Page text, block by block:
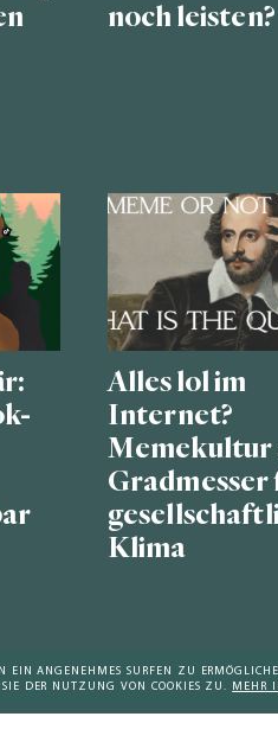
noch leisten?
Alles lol im
Internet?
Memekultur
Gradmesser
Klima
EIN ANGENEHMES SURFEN ZU
DER NUTZUNG VON COOKIES ZU.
MEHR